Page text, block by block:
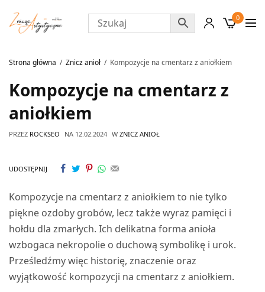
0
Strona główna Znicz anioł Kompozycje na cmentarz z aniołkiem
Kompozycje na cmentarz z
aniołkiem
PRZEZ ROCKSEO NA 12.02.2024 W ZNICZ ANIOŁ
UDOSTĘPNIJ
Kompozycje na cmentarz z aniołkiem to nie tylko
piękne ozdoby grobów, lecz także wyraz pamięci i
hołdu dla zmarłych. Ich delikatna forma anioła
wzbogaca nekropolie o duchową symbolikę i urok.
Prześledźmy więc historię, znaczenie oraz
wyjątkowość kompozycji na cmentarz z aniołkiem.